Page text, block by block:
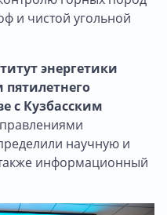
и чистой угольной
энергетики
с Кузбасским
научную и
информационный